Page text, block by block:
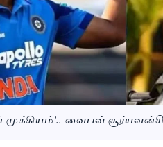
வைபவ் சூர்யவன்சி